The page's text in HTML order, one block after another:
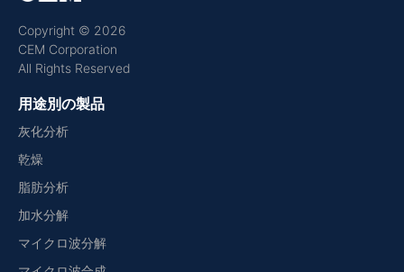
Copyright © 2026
CEM Corporation
All Rights Reserved
用途別の製品
灰化分析
乾燥
脂肪分析
加水分解
マイクロ波分解